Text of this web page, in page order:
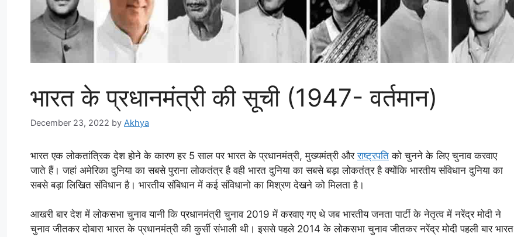
भारत के प्रधानमंत्री की सूची (1947- वर्तमान)
December 23, 2022 by Akhya
भारत एक लोकतांत्रिक देश होने के कारण हर 5 साल पर भारत के प्रधानमंत्री, मुख्यमंत्री औरराष्ट्रपति को चुनने के लिए चुनाव करवाए
जाते हैं। जहां अमेरिका दुनिया का सबसे पुराना लोकतंत्र है वही भारत दुनिया का सबसे बड़ा लोकतंत्र है क्योंकि भारतीय संविधान दुनिया का
सबसे बड़ा लिखित संविधान है। भारतीय संबिधान में कई संविधानो का मिश्रण देखने को मिलता है।
आखरी बार देश में लोकसभा चुनाव यानी कि प्रधानमंत्री चुनाव 2019 में करवाए गए थे जब भारतीय जनता पार्टी के नेतृत्व में नरेंद्र मोदी ने
चुनाव जीतकर दोबारा भारत के प्रधानमंत्री की कुर्सी संभाली थी। इससे पहले 2014 के लोकसभा चुनाव जीतकर नरेंद्र मोदी पहली बार भारत